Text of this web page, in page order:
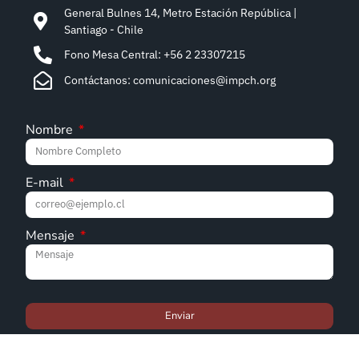
General Bulnes 14, Metro Estación República |
Santiago - Chile
Fono Mesa Central: +56 2 23307215
Contáctanos: comunicaciones@impch.org
Nombre
E-mail
Mensaje
Enviar